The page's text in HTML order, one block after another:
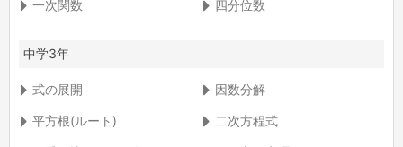
一次関数 四分位数
中学3年
式の展開 因数分解
平方根(ルート) 二次方程式